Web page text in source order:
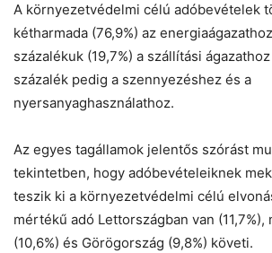
A környezetvédelmi célú adóbevételek
kétharmada (76,9%) az
százalékuk (19,7%) a szállítási
százalék pedig a szennyezéshez és a
nyersanyaghasználathoz.
Az egyes tagállamok jelentős szórást
tekintetben, hogy adóbevételeiknek
teszik ki a környezetvédelmi célú
mértékű adó Lettországban van (11,7%),
(10,6%) és Görögország (9,8%) követi.